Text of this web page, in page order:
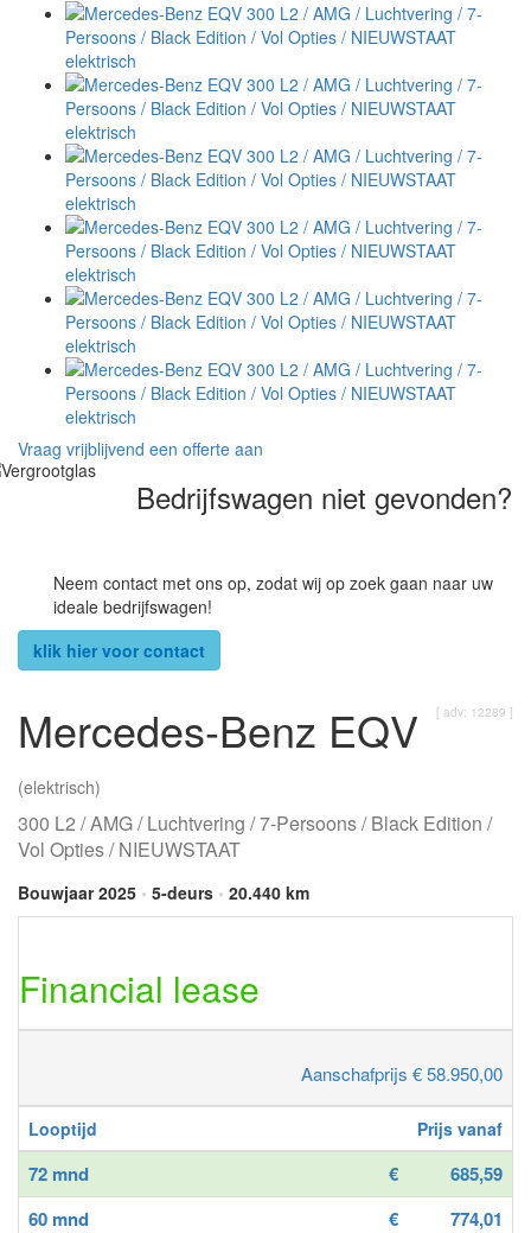
Vraag vrijblijvend een offerte aan
Bedrijfswagen niet gevonden?
Neem contact met ons op, zodat wij op zoek gaan naar uw
ideale bedrijfswagen!
klik hier voor contact
[ adv: 12289 ]
Mercedes-Benz EQV
(elektrisch)
300 L2 / AMG / Luchtvering / 7-Persoons / Black Edition /
Vol Opties / NIEUWSTAAT
Bouwjaar 2025 • 5-deurs • 20.440 km
Financial lease
Aanschafprijs € 58.950,00
Looptijd Prijs vanaf
72 mnd €
685,59
60 mnd
€
774,01